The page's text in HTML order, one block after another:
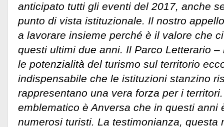
anticipato tutti gli eventi del 2017, anche
punto di vista istituzionale. Il nostro
a lavorare insieme perché è il valore che
questi ultimi due anni. Il Parco Letterario
le potenzialità del turismo sul territorio
indispensabile che le istituzioni stanzino
rappresentano una vera forza per i territori.
emblematico è Anversa che in questi anni
numerosi turisti. La testimonianza, questa